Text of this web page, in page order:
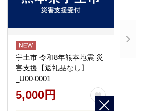
宇土市 令和8年熊本地震 災
害支援【返礼品なし】
_U00-0001
5,000円